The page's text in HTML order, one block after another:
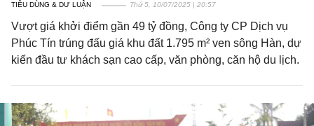
TIÊU DÙNG & DƯ LUẬN Thứ 5, 10/07/2025 | 20:57
Vượt giá khởi điểm gần 49 tỷ đồng, Công ty CP Dịch vụ
Phúc Tín trúng đấu giá khu đất 1.795 m² ven sông Hàn, dự
kiến đầu tư khách sạn cao cấp, văn phòng, căn hộ du lịch.